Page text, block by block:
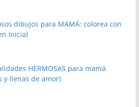
dibujos para MAMÁ: colorea con
Inicial
HERMOSAS para mamá
y llenas de amor)